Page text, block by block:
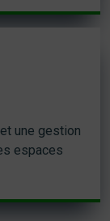
une gestion
espaces